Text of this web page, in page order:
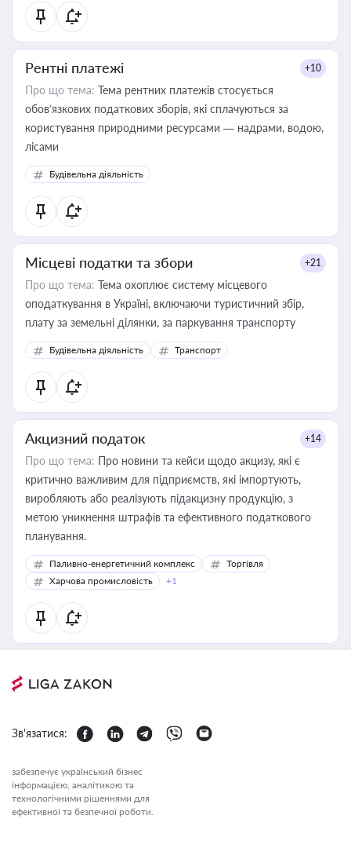
Рентні платежі +10
Про що тема: Тема рентних платежів стосується
обов’язкових податкових зборів, які сплачуються за
користування природними ресурсами — надрами, водою,
лісами
Будівельна діяльність
Місцеві податки та збори +21
Про що тема: Тема охоплює систему місцевого
оподаткування в Україні, включаючи туристичний збір,
плату за земельні ділянки, за паркування транспорту
Будівельна діяльність Транспорт
Акцизний податок +14
Про що тема: Про новини та кейси щодо акцизу, які є
критично важливим для підприємств, які імпортують,
виробляють або реалізують підакцизну продукцію, з
метою уникнення штрафів та ефективного податкового
планування.
Паливно-енергетичний комплекс
Торгівля
Харчова промисловість
+1
Зв'язатися:
забезпечує український бізнес
інформацією, аналітикою та
технологічними рішеннями для
ефективної та безпечної роботи.